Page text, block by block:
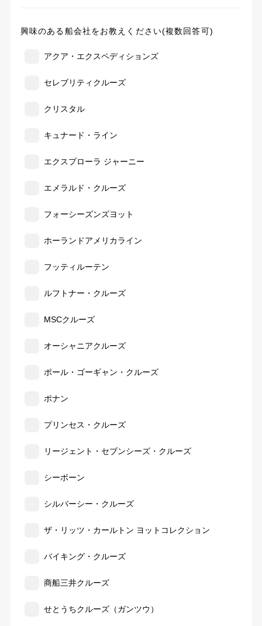
興味のある船会社をお教えください(複数回答可)
アクア・エクスペディションズ
セレブリティクルーズ
クリスタル
キュナード・ライン
エクスプローラ ジャーニー
エメラルド・クルーズ
フォーシーズンズヨット
ホーランドアメリカライン
フッティルーテン
ルフトナー・クルーズ
MSCクルーズ
オーシャニアクルーズ
ポール・ゴーギャン・クルーズ
ポナン
プリンセス・クルーズ
リージェント・セブンシーズ・クルーズ
シーボーン
シルバーシー・クルーズ
ザ・リッツ・カールトン ヨットコレクション
バイキング・クルーズ
商船三井クルーズ
せとうちクルーズ（ガンツウ）